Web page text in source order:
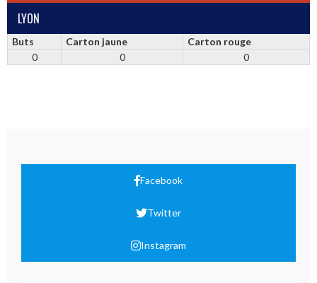
LYON
Buts Carton jaune
Carton rouge
0
0 0
Facebook
Twitter
Instagram